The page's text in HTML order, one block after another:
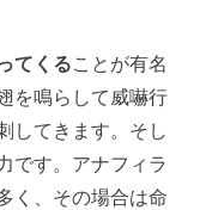
てくることが有名
を鳴らして威嚇行
してきます。そし
です。アナフィラ
く、その場合は命